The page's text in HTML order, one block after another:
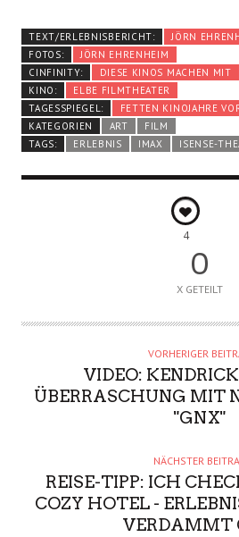
TEXT/ERLEBNISBERICHT:
JÖRN
FOTOS:
JÖRN EHRENHEIM
CINFINITY:
DIESE KINOS MACHEN MIT
KINO:
ELBE FILMTHEATER
TAGESSPIEGEL:
FETTEN KINOJAHRE
KATEGORIEN
ART
FILM
TAGS:
ERLEBNIS IMAX ISENSE-
4
0
X GETEILT
VORHERIGER
VIDEO:
ÜBERRASCHUNG MIT
"GNX"
NÄCHSTER
REISE-TIPP: ICH
COZY HOTEL -
VERDAMMT